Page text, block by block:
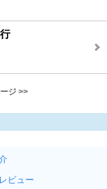
ジ >>
ビュー